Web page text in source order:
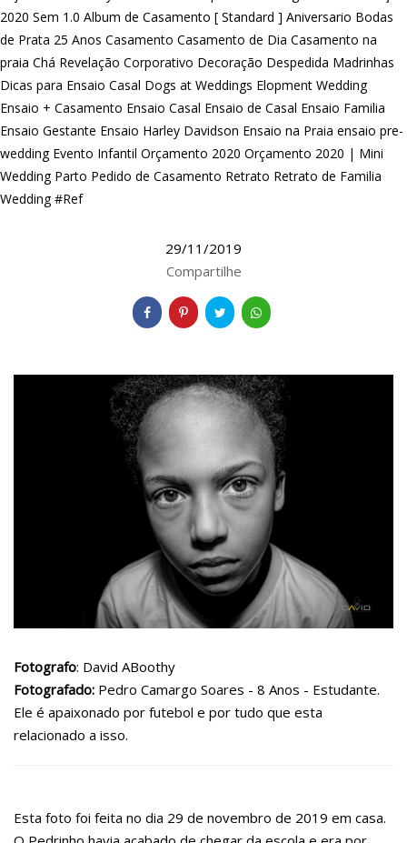
2020 Sem 1.0 Album de Casamento [ Standard ] Aniversario Bodas
de Prata 25 Anos Casamento Casamento de Dia Casamento na
praia Chá Revelação Corporativo Decoração Despedida Madrinhas
Dicas para Ensaio Casal Dogs at Weddings Elopment Wedding
Ensaio + Casamento Ensaio Casal Ensaio de Casal Ensaio Familia
Ensaio Gestante Ensaio Harley Davidson Ensaio na Praia ensaio pre-
wedding Evento Infantil Orçamento 2020 Orçamento 2020 | Mini
Wedding Parto Pedido de Casamento Retrato Retrato de Familia
Wedding #Ref
29/11/2019
Compartilhe
Fotografo: David ABoothy
Fotografado: Pedro Camargo Soares - 8 Anos - Estudante.
Ele é apaixonado por futebol e por tudo que esta
relacionado a isso.
Esta foto foi feita no dia 29 de novembro de 2019 em casa.